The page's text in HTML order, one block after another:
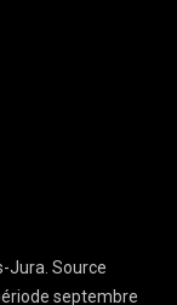
Jura. Source
septembre